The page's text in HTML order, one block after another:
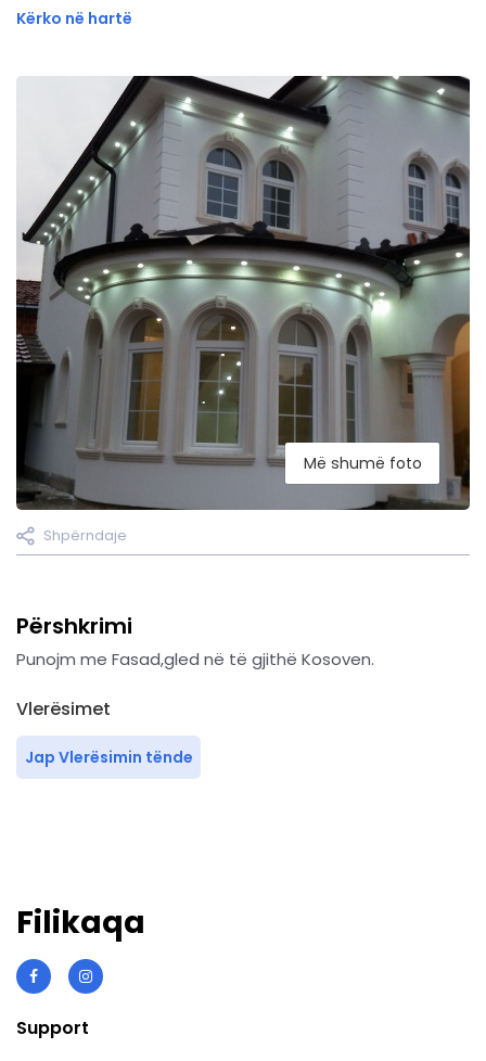
Më shumë foto
Shpërndaje
Përshkrimi
Punojm me Fasad,gled në të gjithë Kosoven.
Vlerësimet
Jap Vlerësimin tënde
Kërko në hartë
Filikaqa
Support